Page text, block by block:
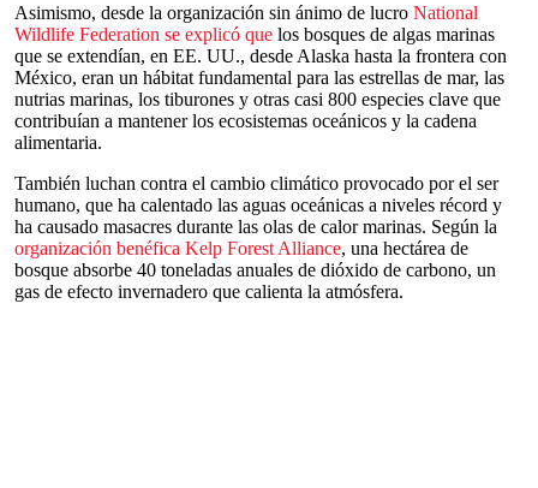
Asimismo, desde la organización sin ánimo de lucro National
Wildlife Federation se explicó que los bosques de algas marinas
que se extendían, en EE. UU., desde Alaska hasta la frontera con
México, eran un hábitat fundamental para las estrellas de mar, las
nutrias marinas, los tiburones y otras casi 800 especies clave que
contribuían a mantener los ecosistemas oceánicos y la cadena
alimentaria.
También luchan contra el cambio climático provocado por el ser
humano, que ha calentado las aguas oceánicas a niveles récord y
ha causado masacres durante las olas de calor marinas. Según la
organización benéfica Kelp Forest Alliance, una hectárea de
bosque absorbe 40 toneladas anuales de dióxido de carbono, un
gas de efecto invernadero que calienta la atmósfera.